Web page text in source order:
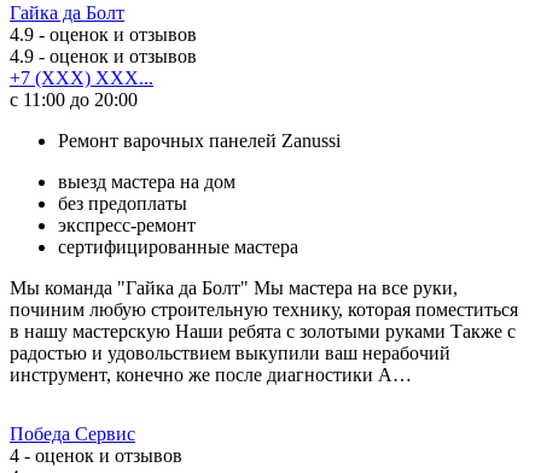
Гайка да Болт
4.9 - оценок и отзывов
4.9 - оценок и отзывов
+7 (XXX) XXX...
с 11:00 до 20:00
Ремонт варочных панелей Zanussi
выезд мастера на дом
без предоплаты
экспресс-ремонт
сертифицированные мастера
Мы команда "Гайка да Болт" Мы мастера на все руки,
починим любую строительную технику, которая поместиться
в нашу мастерскую Наши ребята с золотыми руками Также с
радостью и удовольствием выкупили ваш нерабочий
инструмент, конечно же после диагностики А…
Победа Сервис
4 - оценок и отзывов